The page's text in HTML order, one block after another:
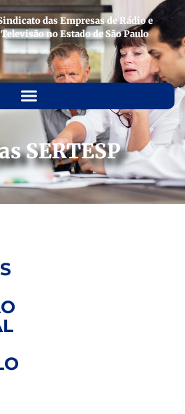
das Empresas de Rádio e
Televisão no Estado de São Paulo
SERTESP